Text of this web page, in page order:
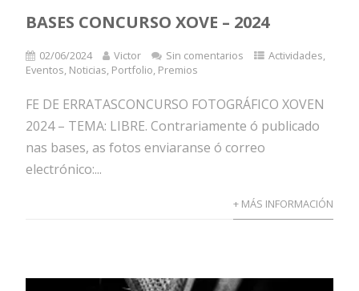
BASES CONCURSO XOVE – 2024
02/06/2024 Victor Sin comentarios Actividades,
Eventos, Noticias, Portfolio, Premios
FE DE ERRATASCONCURSO FOTOGRÁFICO XOVEN
2024 – TEMA: LIBRE. Contrariamente ó publicado
nas bases, as fotos enviaranse ó correo
electrónico:...
+ MÁS INFORMACIÓN